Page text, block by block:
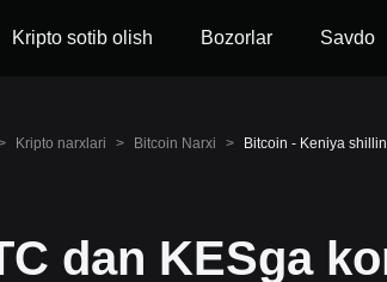
Kripto sotib olish Bozorlar Savdo
Kripto narxlari > Bitcoin Narxi > Bitcoin - Keniya
dan KESga